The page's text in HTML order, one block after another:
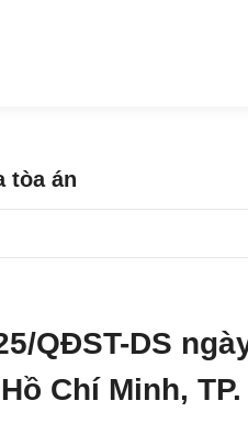
tòa án
QĐST-DS
Chí Minh,